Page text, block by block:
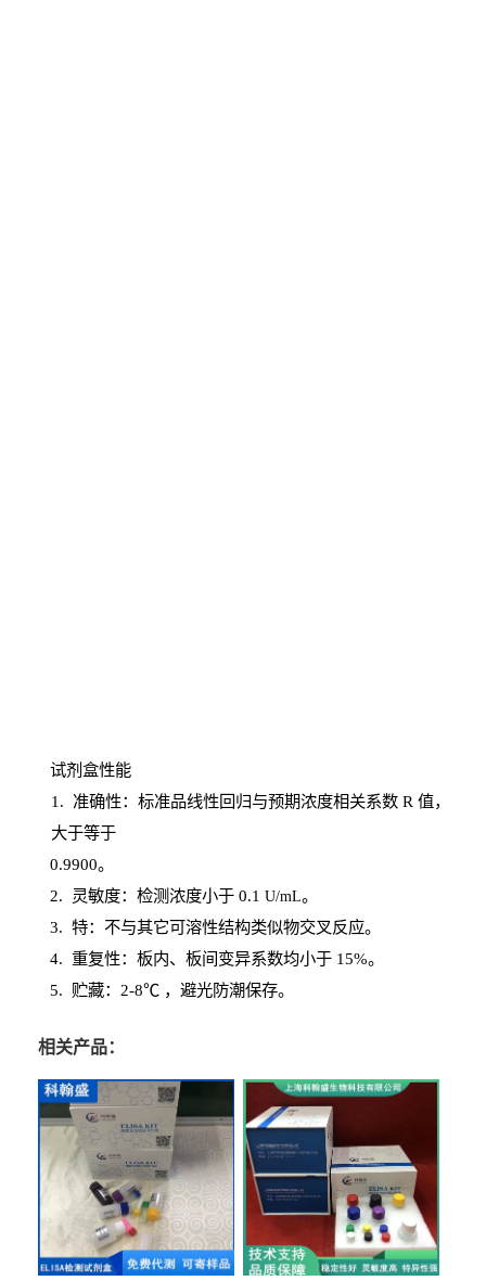
试剂盒性能
1 . 准确性：标准品线性回归与预期浓度相关系数 R 值，
大于等于
0.9900。
2. 灵敏度：检测浓度小于0.1 U/mL。
3. 特：不与其它可溶性结构类似物交叉反应。
4. 重复性：板内、板间变异系数均小于15%。
5. 贮藏：2-8℃ ，避光防潮保存。
相关产品：